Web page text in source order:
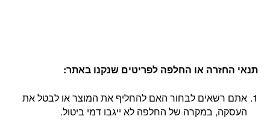
תנאי החזרה או החלפה לפריטים שנקנו באתר:
אתם רשאים לבחור האם להחליף את המוצר או לבטל את
העסקה, במקרה של החלפה לא ייגבו דמי ביטול.